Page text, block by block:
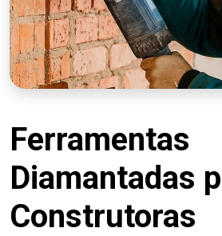
Ferramentas
Diamantadas
Construtoras